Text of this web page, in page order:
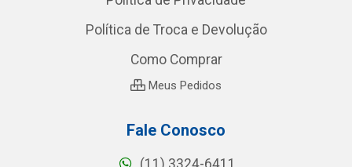
Política de Troca e Devolução
Como Comprar
Meus Pedidos
Fale Conosco
(11) 3324-6411